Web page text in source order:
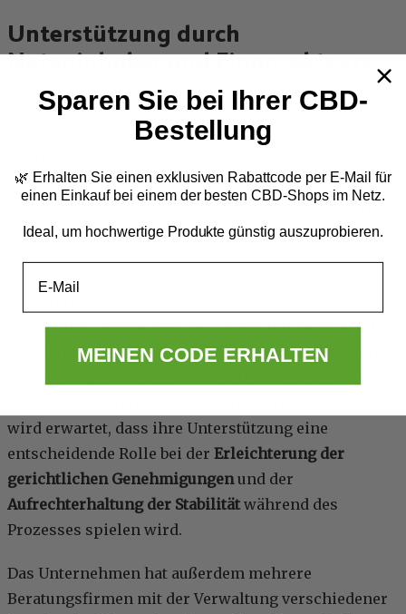
Unterstützung durch
Noteninhaber und Finanzakteure
Ein Schlüsselelement des Umstrukturierungsplans
Unterstützungsvereinbarung, die mit einer
Anleihegläubigern getroffen wurde. Diese Gläubiger
halten mehr als 60 % der ausstehenden Schulden
des Unternehmens, die mit den 2028 fälligen
vorrangigen Schuldverschreibungen verbunden sind.
Beteiligten verpflichtet, den Umstrukturierungsplan
des Unternehmens, einschließlich der Veräußerung
wird erwartet, dass ihre Unterstützung eine
entscheidende Rolle bei der Erleichterung der
gerichtlichen Genehmigungenund der
Aufrechterhaltung der Stabilitätwährend des
Prozesses spielen wird.
Das Unternehmen hat außerdem mehrere
Beratungsfirmen mit der Verwaltung verschiedener
Sparen Sie bei Ihrer CBD-
Bestellung
🌿 Erhalten Sie einen exklusiven Rabattcode per E-Mail für
einen Einkauf bei einem der besten CBD-Shops im Netz.
Ideal, um hochwertige Produkte günstig auszuprobieren.
Email
MEINEN CODE ERHALTEN